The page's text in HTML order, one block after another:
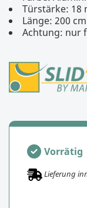
Türstärke: 18
Länge: 200 cm
Achtung: nur
Vorrätig
Lieferung